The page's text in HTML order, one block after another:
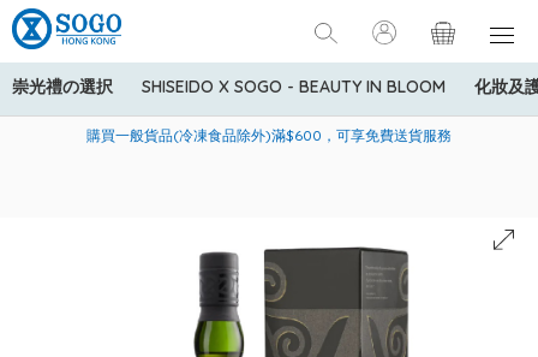
崇光禮の選択 SHISEIDO X SOGO - BEAUTY IN BLOOM 化妝及
美國運通Explorer®信用卡會員購物禮遇：高達5%簽賬回贈！
購買一般貨品(冷凍食品除外)滿$600，可享免費送貨服務
寄送中國內地服務只適用於指定商品，若訂單金額少於HK$600(折